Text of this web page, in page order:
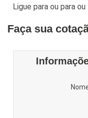
Ligue paraou paraou
Faça sua